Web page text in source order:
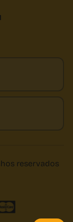
reservados